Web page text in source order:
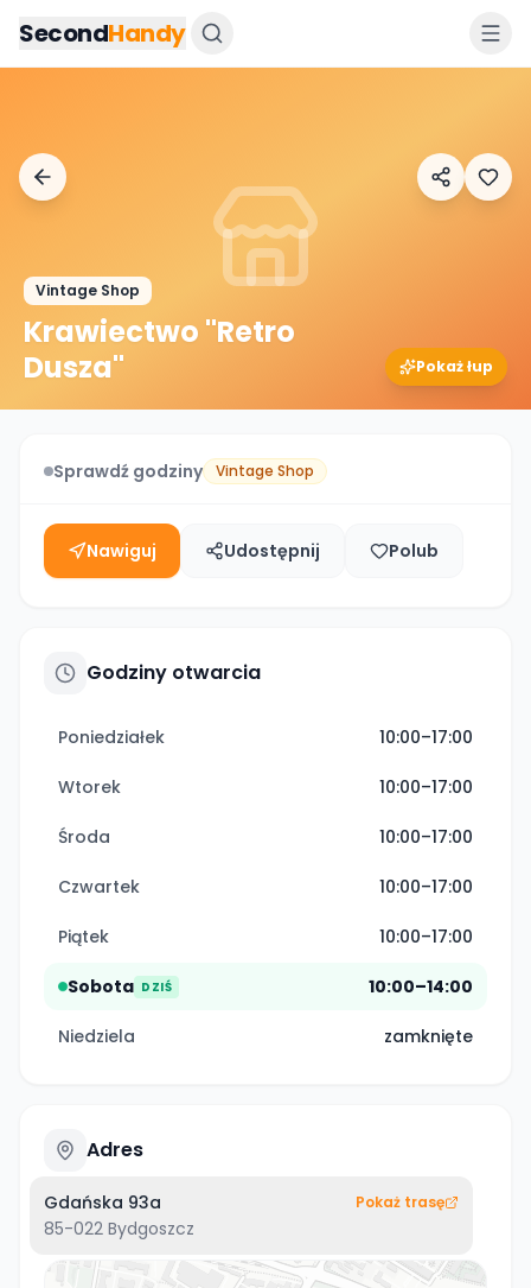
SecondHandy
Vintage Shop
Krawiectwo "Retro
Dusza"
Pokaż łup
Sprawdź godziny Vintage Shop
Nawiguj Udostępnij Polub
Godziny otwarcia
Poniedziałek 10:00–17:00
Wtorek 10:00–17:00
Środa 10:00–17:00
Czwartek 10:00–17:00
Piątek 10:00–17:00
Sobota DZIŚ 10:00–14:00
Niedziela zamknięte
Adres
Gdańska 93a
85-022 Bydgoszcz
Pokaż trasę